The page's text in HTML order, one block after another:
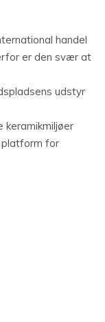
handel
er den svær at
udstyr
keramikmiljøer
platform for